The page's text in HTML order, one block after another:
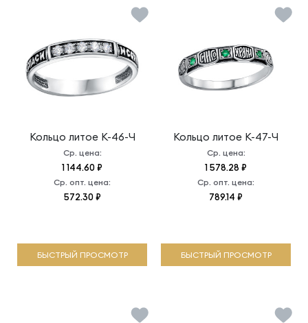
Кольцо литое К-46-Ч
Ср. цена:
1 144.60 ₽
Ср. опт. цена:
572.30 ₽
БЫСТРЫЙ ПРОСМОТР
Кольцо литое К-47-Ч
Ср. цена:
1 578.28 ₽
Ср. опт. цена:
789.14 ₽
БЫСТРЫЙ ПРОСМОТР